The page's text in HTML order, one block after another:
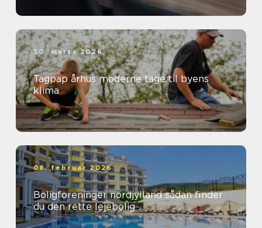
30. marts 2026
Tagpap århus moderne tage til byens
klima
08. februar 2026
Boligforeninger nordjylland sådan finder
du den rette lejebolig